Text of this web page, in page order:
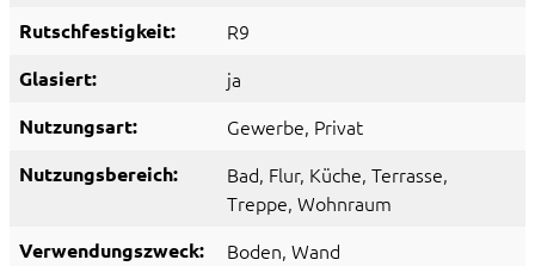
Rutschfestigkeit: R9
Glasiert: ja
Nutzungsart: Gewerbe, Privat
Nutzungsbereich: Bad, Flur, Küche, Terrasse,
Treppe, Wohnraum
Verwendungszweck: Boden, Wand